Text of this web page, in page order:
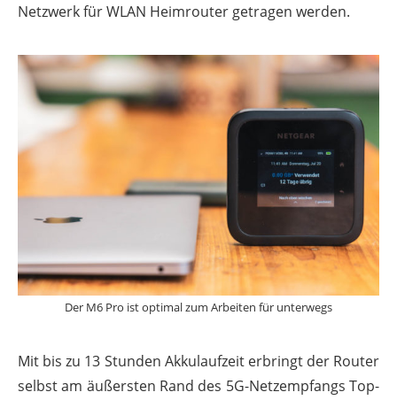
Netzwerk für WLAN Heimrouter getragen werden.
Der M6 Pro ist optimal zum Arbeiten für unterwegs
Mit bis zu 13 Stunden Akkulaufzeit erbringt der Router
selbst am äußersten Rand des 5G-Netzempfangs Top-